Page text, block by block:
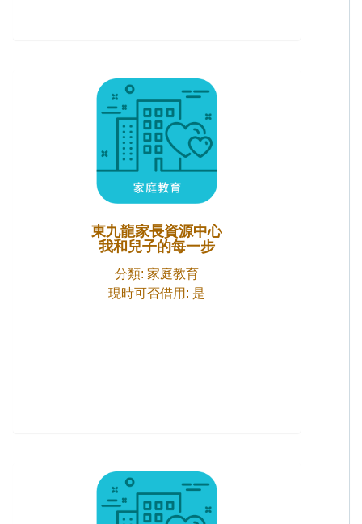
東九龍家長資源中心
我和兒子的每一步
分類: 家庭教育
現時可否借用: 是